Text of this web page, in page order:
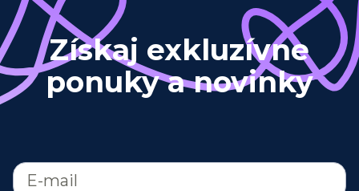
Získaj exkluzívne
ponuky a novinky